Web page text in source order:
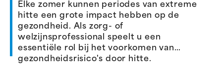
Elke zomer kunnen periodes van extreme
hitte een grote impact hebben op de
gezondheid. Als zorg- of
welzijnsprofessional speelt u een
essentiële rol bij het voorkomen van
gezondheidsrisico's door hitte.